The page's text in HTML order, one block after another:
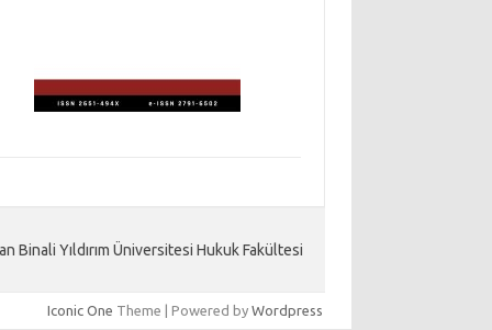
Binali Yıldırım Üniversitesi Hukuk Fakültesi
Iconic One Theme | Powered by Wordpress